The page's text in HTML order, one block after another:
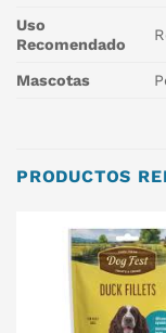
Uso
Recomendado
Mascotas
PRODUCTOS